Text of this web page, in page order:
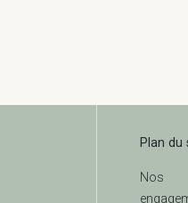
Plan du
Nos